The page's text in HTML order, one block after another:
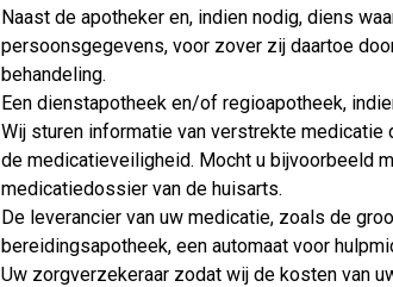
Naast de apotheker en, indien nodig, diens
persoonsgegevens, voor zover zij daartoe
behandeling.
Een dienstapotheek en/of regioapotheek,
Wij sturen informatie van verstrekte
de medicatieveiligheid. Mocht u bijvoorbeeld
medicatiedossier van de huisarts.
De leverancier van uw medicatie, zoals de
bereidingsapotheek, een automaat voor
Uw zorgverzekeraar zodat wij de kosten van